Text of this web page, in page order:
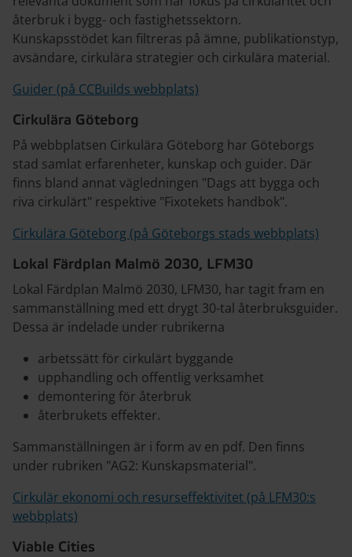
återbruk i bygg- och fastighetssektorn.
Kunskapsstödet kan filtreras på ämne, publikationstyp,
avsändare, cirkulära strategier och cirkulära material.
Guider (på CCBuilds webbplats)
Cirkulära Göteborg
På webbplatsen Cirkulära Göteborg har Göteborgs
stad samlat erfarenheter, kunskap och guider. Där
finns bland annat vägledningen "Dags att bygga och
riva cirkulärt" respektive "Fixotekets handbok".
Cirkulära Göteborg (på Göteborgs stads webbplats)
Lokal Färdplan Malmö 2030, LFM30
Lokal Färdplan Malmö 2030, LFM30, har tagit fram en
sammanställning med ett drygt 30-tal återbruksguider.
Dessa är indelade under rubrikerna
arbetssätt för cirkulärt byggande
upphandling och offentlig verksamhet
demontering för återbruk
återbrukets effekter.
Sammanställningen är i form av en pdf. Den finns
under rubriken "AG2: Kunskapsmaterial".
Cirkulär ekonomi och resurseffektivitet (på LFM30:s
webbplats)
Viable Cities